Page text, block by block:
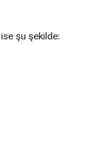
şu şekilde: